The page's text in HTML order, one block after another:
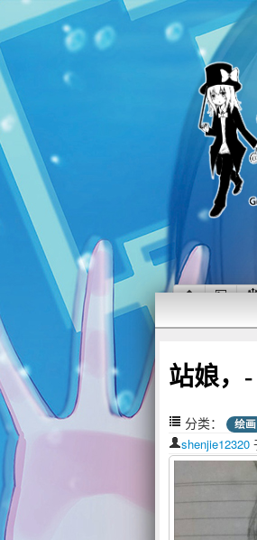
站娘，
分类： 绘画
shenjie12320